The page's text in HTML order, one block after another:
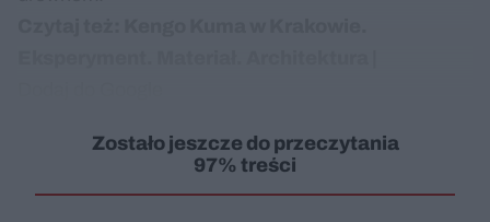
Zostało jeszcze do przeczytania
97% treści